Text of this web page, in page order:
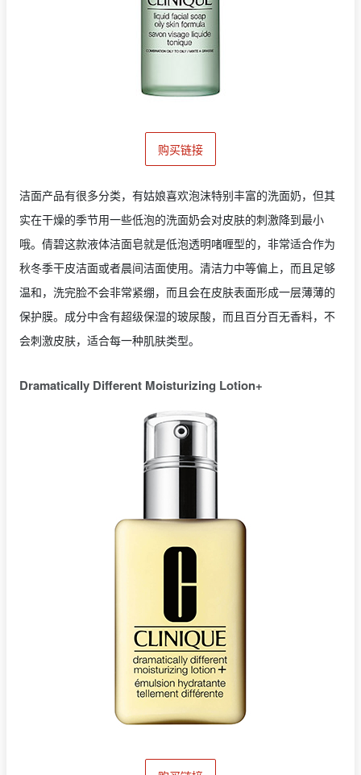
购买链接
洁面产品有很多分类，有姑娘喜欢泡沫特别丰富的洗面奶，但其
实在干燥的季节用一些低泡的洗面奶会对皮肤的刺激降到最小
哦。倩碧这款液体洁面皂就是低泡透明啫喱型的，非常适合作为
秋冬季干皮洁面或者晨间洁面使用。清洁力中等偏上，而且足够
温和，洗完脸不会非常紧绷，而且会在皮肤表面形成一层薄薄的
保护膜。成分中含有超级保湿的玻尿酸，而且百分百无香料，不
会刺激皮肤，适合每一种肌肤类型。
Dramatically Different Moisturizing Lotion+